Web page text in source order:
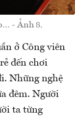
- Ảnh 8.
ở Công viên
đến chơi
Những nghệ
đêm. Người
ta từng